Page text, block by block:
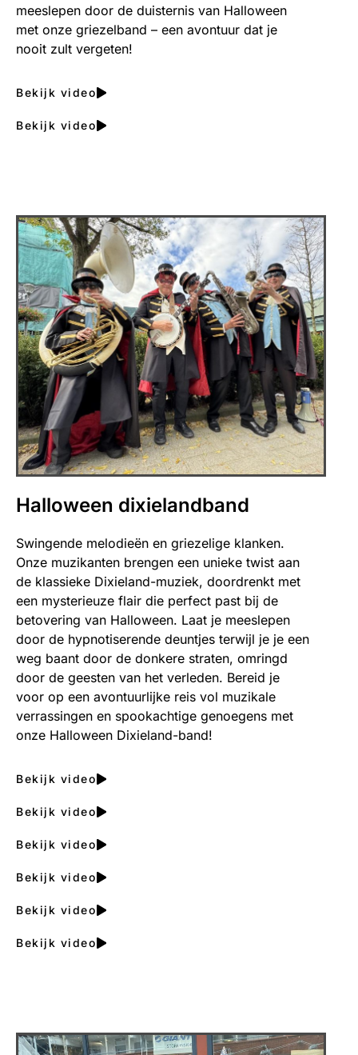
meeslepen door de duisternis van Halloween
met onze griezelband – een avontuur dat je
nooit zult vergeten!
Bekijk video
Bekijk video
Halloween dixielandband
Swingende melodieën en griezelige klanken.
Onze muzikanten brengen een unieke twist aan
de klassieke Dixieland-muziek, doordrenkt met
een mysterieuze flair die perfect past bij de
betovering van Halloween. Laat je meeslepen
door de hypnotiserende deuntjes terwijl je je een
weg baant door de donkere straten, omringd
door de geesten van het verleden. Bereid je
voor op een avontuurlijke reis vol muzikale
verrassingen en spookachtige genoegens met
onze Halloween Dixieland-band!
Bekijk video
Bekijk video
Bekijk video
Bekijk video
Bekijk video
Bekijk video